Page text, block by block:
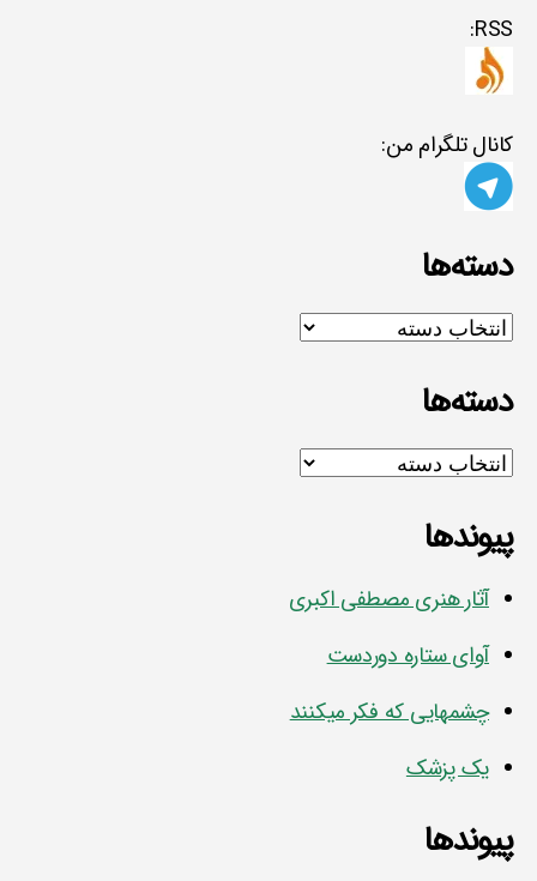
RSS:
کانال تلگرام من:
دسته‌ها
دسته‌ها
دسته‌ها
دسته‌ها
پیوندها
آثار هنری مصطفی اکبری
آوای ستاره دوردست
چشمهایی که فکر میکنند
یک پزشک
پیوندها